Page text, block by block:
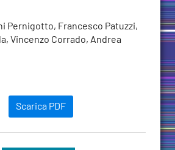
Pernigotto, Francesco Patuzzi,
Vincenzo Corrado, Andrea
Scarica PDF